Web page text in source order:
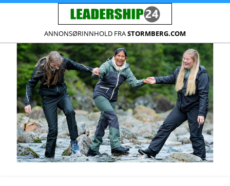
ANNONSØRINNHOLD FRASTORMBERG.COM